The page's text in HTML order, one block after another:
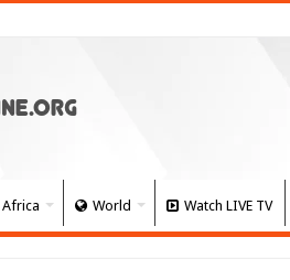
Africa World Watch LIVE TV